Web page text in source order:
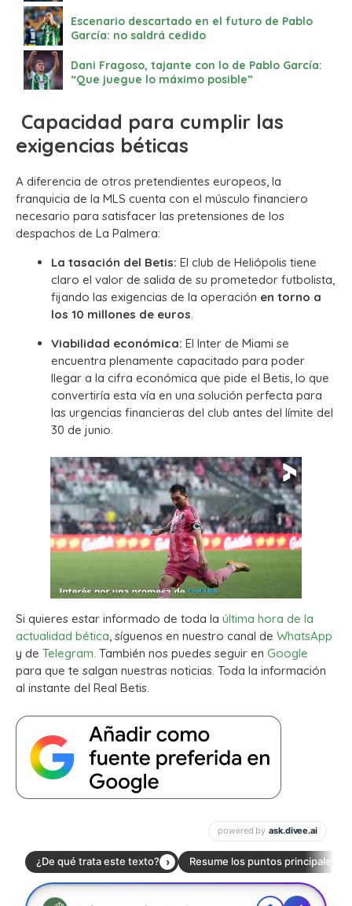
Escenario descartado en el futuro de Pablo
García: no saldrá cedido
Dani Fragoso, tajante con lo de Pablo García:
“Que juegue lo máximo posible”
Capacidad para cumplir las
exigencias béticas
A diferencia de otros pretendientes europeos, la
franquicia de la MLS cuenta con el músculo financiero
necesario para satisfacer las pretensiones de los
despachos de La Palmera:
La tasación del Betis: El club de Heliópolis tiene
claro el valor de salida de su prometedor futbolista,
fijando las exigencias de la operación en torno a
los 10 millones de euros.
Viabilidad económica: El Inter de Miami se
encuentra plenamente capacitado para poder
llegar a la cifra económica que pide el Betis, lo que
convertiría esta vía en una solución perfecta para
las urgencias financieras del club antes del límite del
30 de junio.
Si quieres estar informado de toda la última hora de la
actualidad bética, síguenos en nuestro canal de WhatsApp
y de Telegram. También nos puedes seguir en Google
para que te salgan nuestras noticias. Toda la información
al instante del Real Betis.